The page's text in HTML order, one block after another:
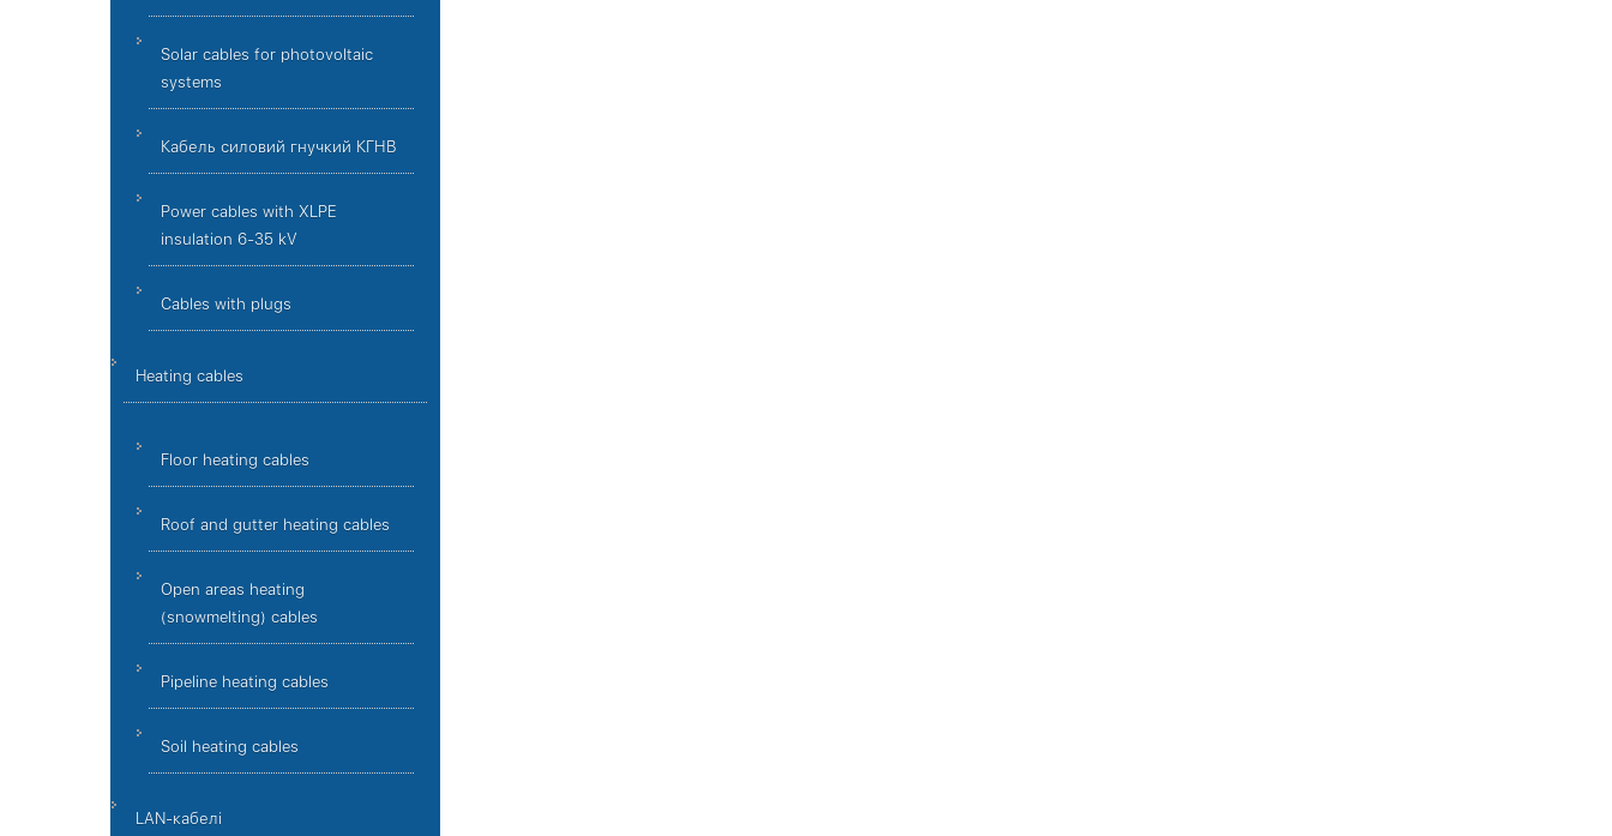
Solar cables for photovoltaic
systems
Кабель силовий гнучкий КГНВ
Power cables with XLPE
insulation 6-35 kV
Cables with plugs
Heating cables
Floor heating cables
Roof and gutter heating cables
Open areas heating
(snowmelting) cables
Pipeline heating cables
Soil heating cables
LAN-кабелі